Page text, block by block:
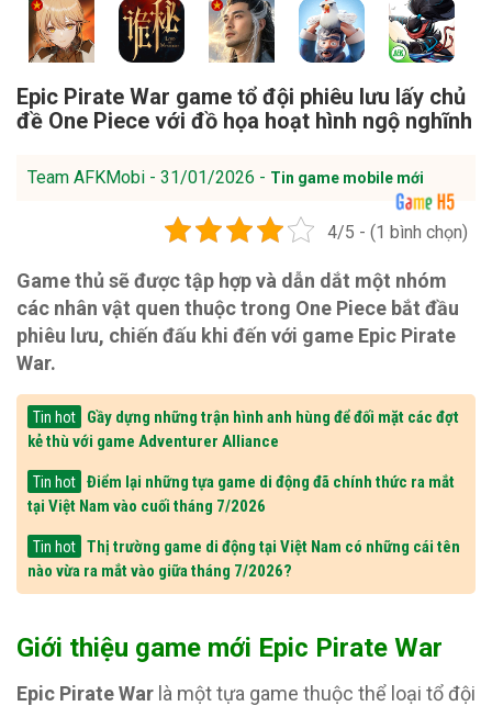
Epic Pirate War game tổ đội phiêu lưu lấy chủ
đề One Piece với đồ họa hoạt hình ngộ nghĩnh
Team AFKMobi - 31/01/2026 - Tin game mobile mới
4/5 - (1 bình chọn)
Game thủ sẽ được tập hợp và dẫn dắt một nhóm
các nhân vật quen thuộc trong One Piece bắt đầu
phiêu lưu, chiến đấu khi đến với game Epic Pirate
War.
Tin hot
Gầy dựng những trận hình anh hùng để đối mặt các đợt
kẻ thù với game Adventurer Alliance
Tin hot
Điểm lại những tựa game di động đã chính thức ra mắt
tại Việt Nam vào cuối tháng 7/2026
Tin hot
Thị trường game di động tại Việt Nam có những cái tên
nào vừa ra mắt vào giữa tháng 7/2026?
Giới thiệu game mới Epic Pirate War
Epic Pirate War là một tựa game thuộc thể loại tổ đội